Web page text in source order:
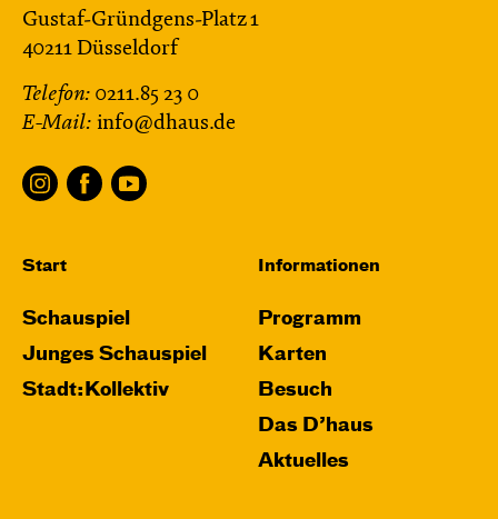
Gustaf-Gründgens-Platz 1
40211 Düsseldorf
Telefon: 0211.85 23 0
E-Mail: info@dhaus.de
Start
Schauspiel
Junges Schauspiel
Stadt:Kollektiv
Informationen
Programm
Karten
Besuch
Das D’haus
Aktuelles